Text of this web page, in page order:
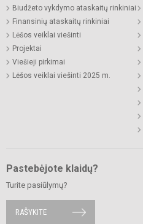
Biudžeto vykdymo ataskaitų rinkiniai
Finansinių ataskaitų rinkiniai
Lėšos veiklai viešinti
Projektai
Viešieji pirkimai
Lėšos veiklai viešinti 2025 m.
Pastebėjote klaidų?
Turite pasiūlymų?
RAŠYKITE